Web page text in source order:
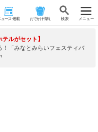
ュース･連載 おでかけ情報 検 索 メニュー
ルがセット】
「みなとみらいフェスティバ